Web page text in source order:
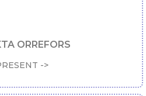
ORREFORS
->